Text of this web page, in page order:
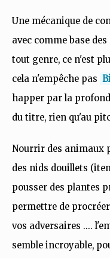
Une mécanique de
avec comme base
tout genre, ce n'est
cela n'empêche pas
happer par la
du titre, rien qu'au
Nourrir des animaux
des nids douillets
pousser des plantes
permettre de
vos adversaires ....
semble incroyable,